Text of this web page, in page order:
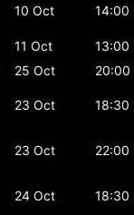
10 Oct 14:00
11 Oct
13:00
25 Oct
20:00
23 Oct 18:30
23 Oct 22:00
24 Oct 18:30